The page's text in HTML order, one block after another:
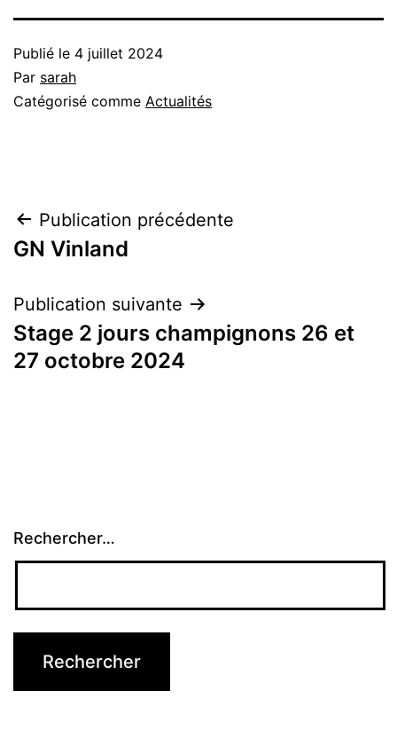
Publié le 4 juillet 2024
Par sarah
Catégorisé comme Actualités
Navigation
de
l’article
Publication précédente
GN Vinland
Publication suivante
Stage 2 jours champignons 26 et
27 octobre 2024
Rechercher…